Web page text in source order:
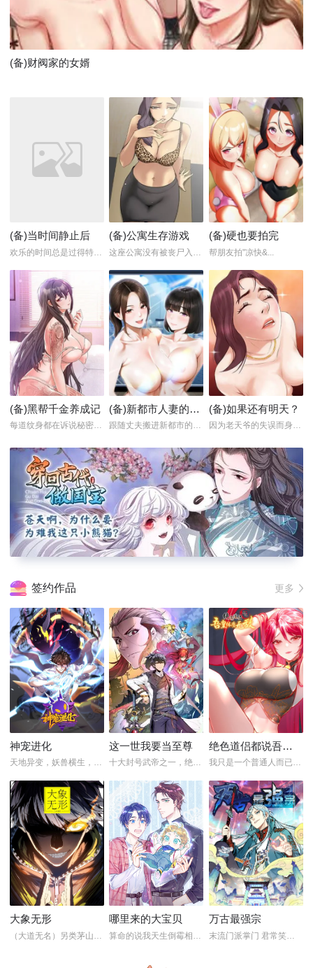
(备)财阀家的女婿
(备)当时间静止后 (备)公寓生存游戏 (备)硬也要拍完
帮朋友拍"凉快&...
(备)黑帮千金养成记 (备)新都市人妻的秘密社团 (备)如果还有明天？
签约作品 更多
神宠进化
天地异变，妖兽横生，新纪...
这一世我要当至尊
十大封号武帝之一，绝世武...
绝色道侣都说吾皇体质无敌
我只是一个普通人而已，竟...
大象无形 哪里来的大宝贝 万古最强宗
末流门派掌门 君常笑，万...